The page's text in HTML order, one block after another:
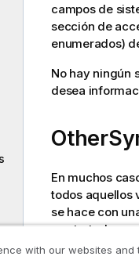
campos de
sección de
enumerados)
No hay ningún
desea
En muchos
todos aquellos
se hace con
sea tratado
SET
with our websites and